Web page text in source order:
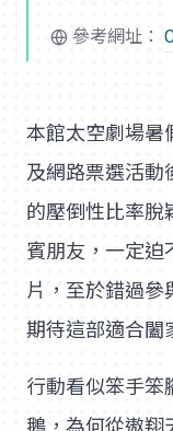
參考網址：
本館太空劇場暑
及網路票選活動
的壓倒性比率脫
賓朋友，一定迫
片，至於錯過參
期待這部適合闔
行動看似笨手笨
鵝，為何從遨翔